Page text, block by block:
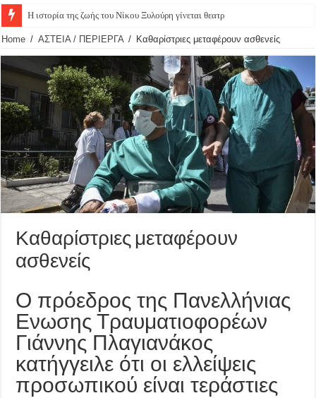
Η ιστορία της ζωής του Νίκου Ξυλούρη γίνεται θεατρική
Home / ΑΣΤΕΙΑ / ΠΕΡΙΕΡΓΑ / Καθαρίστριες μεταφέρουν ασθενείς
Καθαρίστριες μεταφέρουν
ασθενείς
O πρόεδρος της Πανελλήνιας
Ενωσης Τραυματιοφορέων
Γιάννης Πλαγιανάκος
κατήγγειλε ότι οι ελλείψεις
προσωπικού είναι τεράστιες